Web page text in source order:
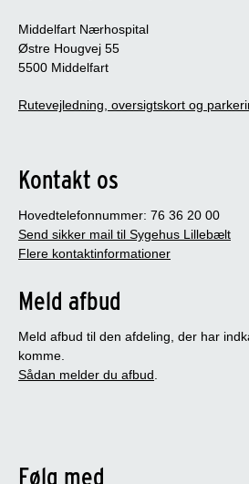
Middelfart Nærhospital
Østre Hougvej 55
5500 Middelfart
Rutevejledning, oversigtskort og
Kontakt os
Hovedtelefonnummer: 76 36 20 00
Send sikker mail til Sygehus Lillebælt
Flere kontaktinformationer
Meld afbud
Meld afbud til den afdeling, der har
komme.
Sådan melder du afbud
Følg med